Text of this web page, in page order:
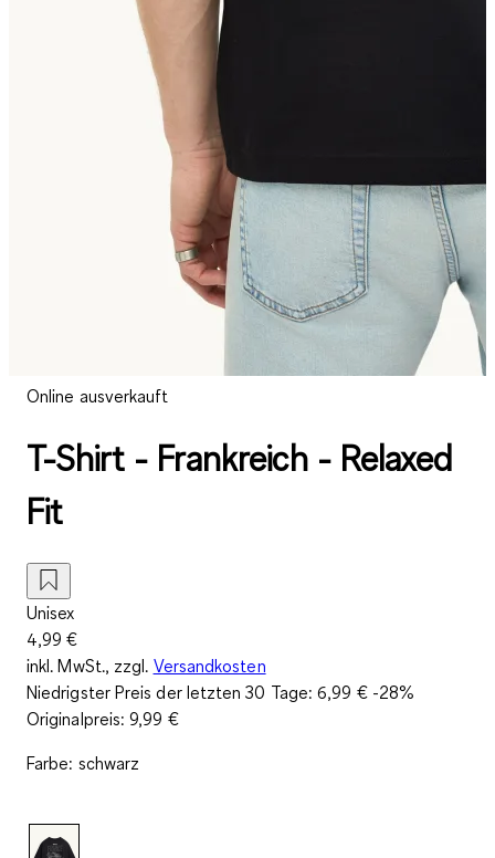
Online ausverkauft
T-Shirt - Frankreich - Relaxed
Fit
Unisex
4,99 €
inkl. MwSt., zzgl. Versandkosten
Niedrigster Preis der letzten 30 Tage:6,99 €-28%
Originalpreis:9,99 €
Farbe: schwarz